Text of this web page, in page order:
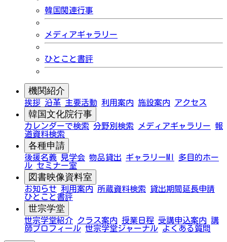
韓国関連行事
メディアギャラリー
ひとこと書評
機関紹介
挨拶 沿革 主要活動 利用案内 施設案内 アクセス
韓国文化院行事
カレンダーで検索 分野別検索 メディアギャラリー 報
道資料検索
各種申請
後援名義 見学会 物品貸出 ギャラリーMI
多目的ホー
ル セミナー室
図書映像資料室
お知らせ 利用案内 所蔵資料検索
貸出期間延長申請
ひとこと書評
世宗学堂
世宗学堂紹介 クラス案内 授業日程 受講申込案内 講
師プロフィール 世宗学堂ジャーナル よくある質問